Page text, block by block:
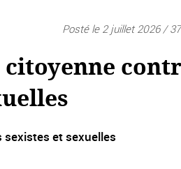
Posté le 2 juillet 2026 /
et sexuelles